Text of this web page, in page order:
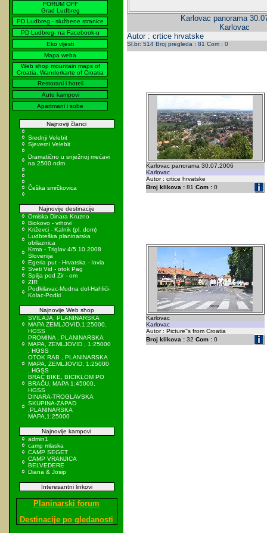
FORUM OFF
Grad Ludbreg
PD Ludbreg - službene stranice
PD Ludbreg- na Facebook-u
Eko vijesti
Mapa weba
Web shop mountain maps of
Croatia, Wanderkarte of Croatia
Restorani i hoteli
Auto kampovi
Apartmani i sobe
Najnoviji članci
Srednji Velebit
Sjeverni Velebit
Dramatično u snježnoj mećavi
na 2500 ndm
Češka smrčkovica
Najnovije destinacije
Omiska Dinara Kruzno
Biokovo - vrhovi
Križevci - Kalnik (pl. dom)
Ludbreška planinarska
obilaznica
Krma - Triglav 4/5.10.2008
Slovenija
Egeria put - Hrvatska - Iovia
Sveti Vid - otok Pag
Spilja pod Zir - om
ZIR
Podkilavac-Mudna dol-Hahlići-
Kolac-Podki
Najnovije Web shop
SVILAJA, PLANINARSKA
MAPA ZEMLJOVID,1:25000,
HGSS
PROMINA , PLANINARSKA
MAPA, ZEMLJOVID , 1:25000
, HGSS
OTOK RAB , PLANINARSKA
MAPA, ZEMLJOVID, 1:25000
, HGSS
BRAČ BIKE, BICIKLOM PO
BRAČU, MAPA 1:45000,
HGSS
DINARA-TROGLAVSKA
SKUPINA-ZAPAD
,PLANINARSKA
MAPA,1:25000
Najnovije kampovi
admin1
camp mlaska
CAMP SEGET
CAMP VRANJICA
BELVEDERE
Diana & Josip
Interesantni linkovi
Planinarski forum
Destinacije po gledanosti
Karlovac panorama
Karlovac
Autor : crtice hrvatske
Sl.br: 514 Broj pregleda : 81 Com : 0
Karlovac panorama 30.07.2006
Karlovac
Autor : crtice hrvatske
Broj klikova :81 Com :0
Karlovac
Karlovac
Autor : Picture''s from Croatia
Broj klikova :32 Com :0